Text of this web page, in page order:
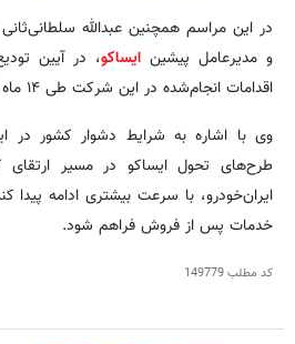
در این مراسم همچنین عبدالله
و مدیرعامل پیشین ایساکو، در آیین
اقدامات انجام‌شده در این شرکت طی ۱۴ ماه گذشته ارائه کرد.
وی با اشاره به شرایط دشوار کشور در
طرح‌های تحول ایساکو در مسیر
ایران‌خودرو، با سرعت بیشتری ادامه پیدا
خدمات پس از فروش فراهم شود.
کد مطلب149779